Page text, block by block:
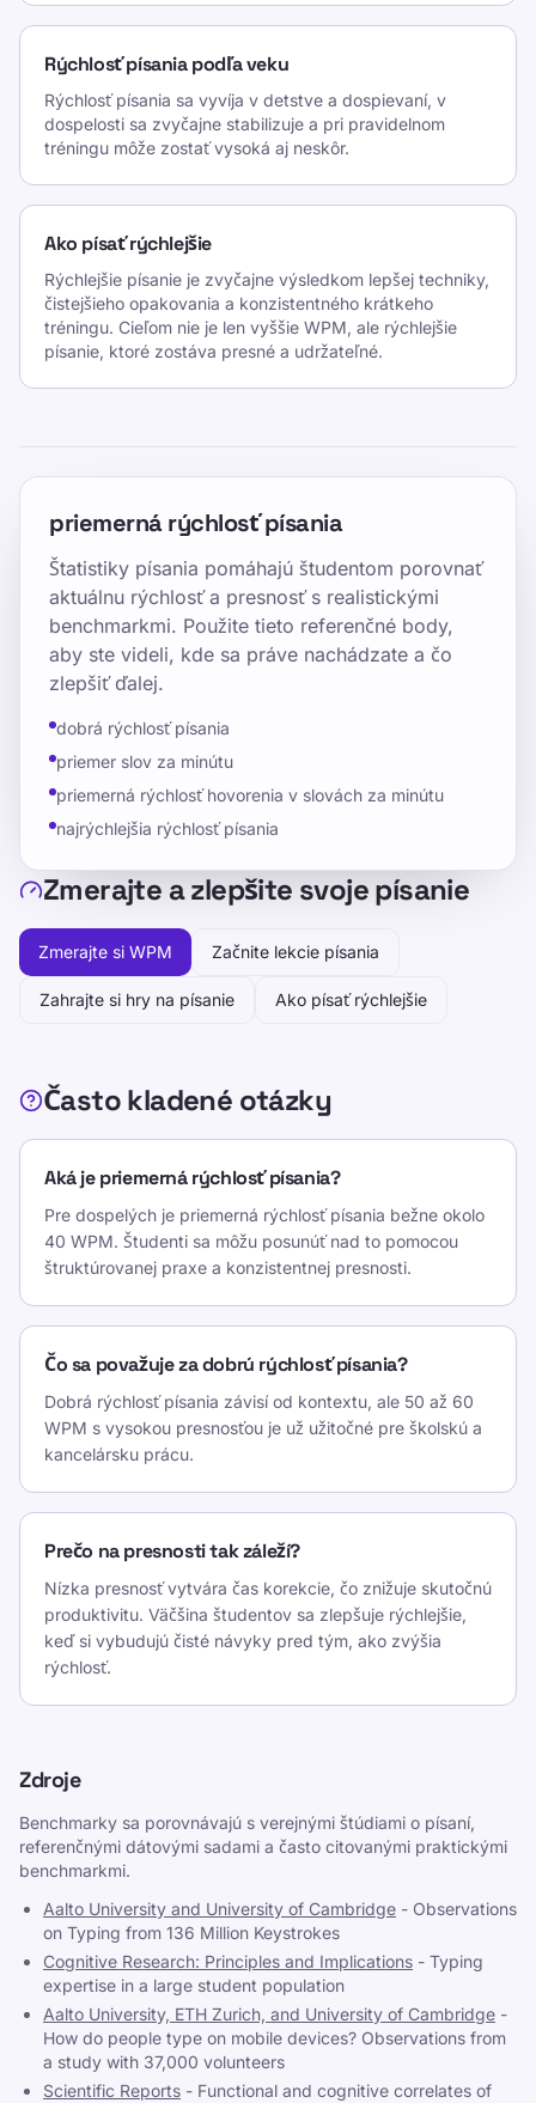
TypeLab X· TypeLab LinkedIn
Rýchlosť písania podľa veku
Rýchlosť písania sa vyvíja v detstve a dospievaní, v
dospelosti sa zvyčajne stabilizuje a pri pravidelnom
tréningu môže zostať vysoká aj neskôr.
Ako písať rýchlejšie
Rýchlejšie písanie je zvyčajne výsledkom lepšej techniky,
čistejšieho opakovania a konzistentného krátkeho
tréningu. Cieľom nie je len vyššie WPM, ale rýchlejšie
písanie, ktoré zostáva presné a udržateľné.
priemerná rýchlosť písania
Štatistiky písania pomáhajú študentom porovnať
aktuálnu rýchlosť a presnosť s realistickými
benchmarkmi. Použite tieto referenčné body,
aby ste videli, kde sa práve nachádzate a čo
zlepšiť ďalej.
dobrá rýchlosť písania
priemer slov za minútu
priemerná rýchlosť hovorenia v slovách za minútu
najrýchlejšia rýchlosť písania
Zmerajte a zlepšite svoje písanie
Zmerajte si WPM Začnite lekcie písania
Zahrajte si hry na písanie Ako písať rýchlejšie
Často kladené otázky
Aká je priemerná rýchlosť písania?
Pre dospelých je priemerná rýchlosť písania bežne okolo
40 WPM. Študenti sa môžu posunúť nad to pomocou
štruktúrovanej praxe a konzistentnej presnosti.
Čo sa považuje za dobrú rýchlosť písania?
Dobrá rýchlosť písania závisí od kontextu, ale 50 až 60
WPM s vysokou presnosťou je už užitočné pre školskú a
kancelársku prácu.
Prečo na presnosti tak záleží?
Nízka presnosť vytvára čas korekcie, čo znižuje skutočnú
produktivitu. Väčšina študentov sa zlepšuje rýchlejšie,
keď si vybudujú čisté návyky pred tým, ako zvýšia
rýchlosť.
Zdroje
Benchmarky sa porovnávajú s verejnými štúdiami o písaní,
referenčnými dátovými sadami a často citovanými praktickými
benchmarkmi.
Aalto University and University of Cambridge - Observations
on Typing from 136 Million Keystrokes
Cognitive Research: Principles and Implications - Typing
expertise in a large student population
Aalto University, ETH Zurich, and University of Cambridge -
How do people type on mobile devices? Observations from
a study with 37,000 volunteers
Scientific Reports - Functional and cognitive correlates of